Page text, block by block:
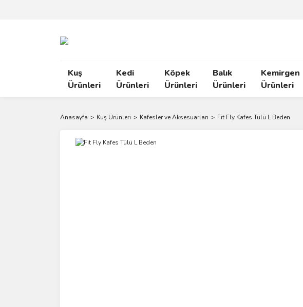
Kuş
Ürünleri
Kedi
Ürünleri
Köpek
Ürünleri
Balık
Ürünleri
Kemirgen
Ürünleri
Anasayfa Kuş Ürünleri Kafesler ve Aksesuarları Fit Fly Kafes Tülü L Beden